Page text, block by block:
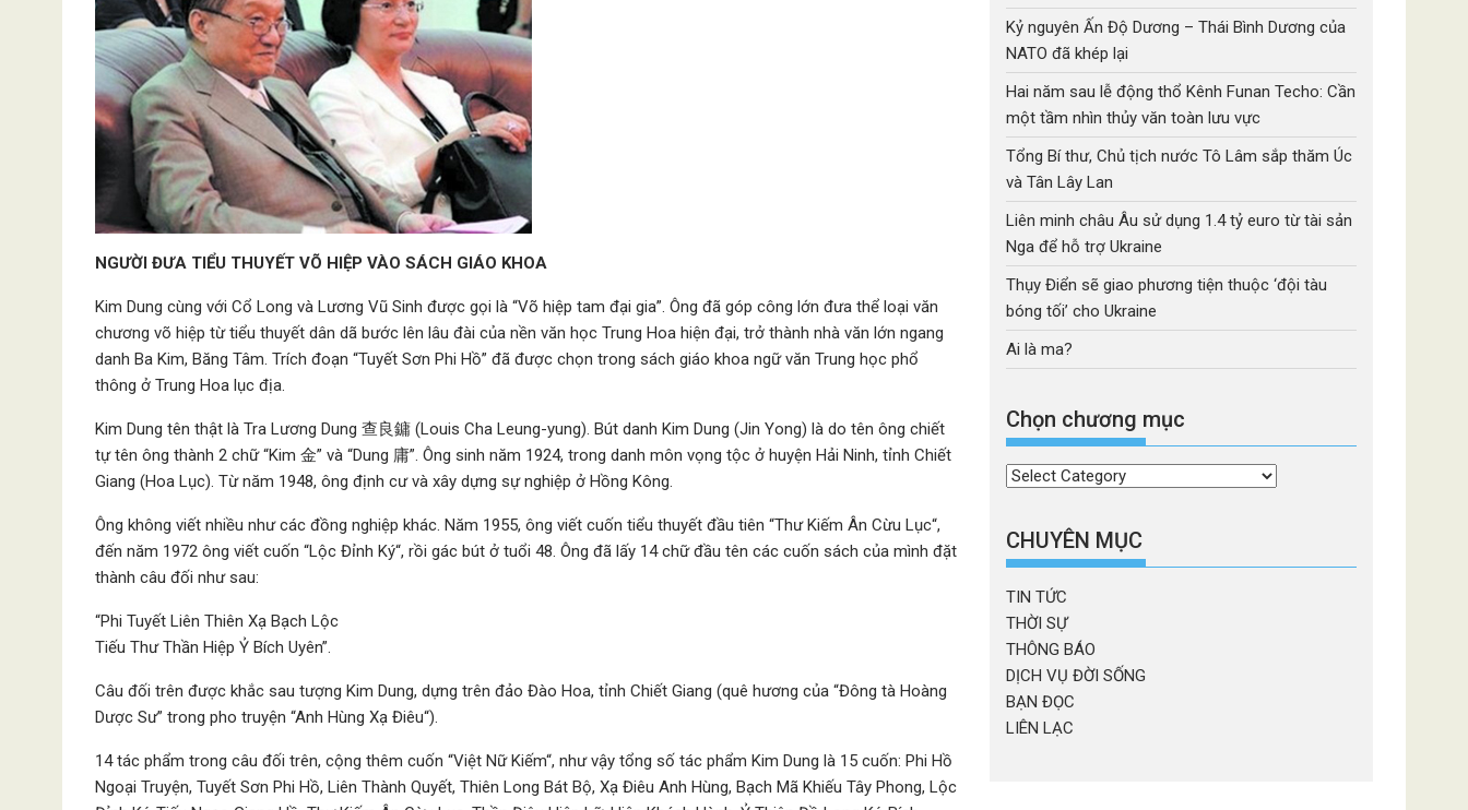
NGƯỜI ĐƯA TIỂU THUYẾT VÕ HIỆP VÀO SÁCH GIÁO KHOA
Kim Dung cùng với Cổ Long và Lương Vũ Sinh được gọi là “Võ hiệp tam đại gia”. Ông đã góp công lớn đưa thể loại văn
chương võ hiệp từ tiểu thuyết dân dã bước lên lâu đài của nền văn học Trung Hoa hiện đại, trở thành nhà văn lớn ngang
danh Ba Kim, Băng Tâm. Trích đoạn “Tuyết Sơn Phi Hồ” đã được chọn trong sách giáo khoa ngữ văn Trung học phổ
thông ở Trung Hoa lục địa.
Kim Dung tên thật là Tra Lương Dung 查良鏞 (Louis Cha Leung-yung). Bút danh Kim Dung (Jin Yong) là do tên ông chiết
tự tên ông thành 2 chữ “Kim 金” và “Dung 庸”. Ông sinh năm 1924, trong danh môn vọng tộc ở huyện Hải Ninh, tỉnh Chiết
Giang (Hoa Lục). Từ năm 1948, ông định cư và xây dựng sự nghiệp ở Hồng Kông.
Ông không viết nhiều như các đồng nghiệp khác. Năm 1955, ông viết cuốn tiểu thuyết đầu tiên “Thư Kiếm Ân Cừu Lục“,
đến năm 1972 ông viết cuốn “Lộc Đỉnh Ký“, rồi gác bút ở tuổi 48. Ông đã lấy 14 chữ đầu tên các cuốn sách của mình đặt
thành câu đối như sau:
“Phi Tuyết Liên Thiên Xạ Bạch Lộc
Tiếu Thư Thần Hiệp Ỷ Bích Uyên”.
Câu đối trên được khắc sau tượng Kim Dung, dựng trên đảo Đào Hoa, tỉnh Chiết Giang (quê hương của “Đông tà Hoàng
Dược Sư” trong pho truyện “Anh Hùng Xạ Điêu“).
14 tác phẩm trong câu đối trên, cộng thêm cuốn “Việt Nữ Kiếm“, như vậy tổng số tác phẩm Kim Dung là 15 cuốn: Phi Hồ
Ngoại Truyện, Tuyết Sơn Phi Hồ, Liên Thành Quyết, Thiên Long Bát Bộ, Xạ Điêu Anh Hùng, Bạch Mã Khiếu Tây Phong, Lộc
Kỷ nguyên Ấn Độ Dương – Thái Bình Dương của
NATO đã khép lại
Hai năm sau lễ động thổ Kênh Funan Techo: Cần
một tầm nhìn thủy văn toàn lưu vực
Tổng Bí thư, Chủ tịch nước Tô Lâm sắp thăm Úc
và Tân Lây Lan
Liên minh châu Âu sử dụng 1.4 tỷ euro từ tài sản
Nga để hỗ trợ Ukraine
Thụy Điển sẽ giao phương tiện thuộc ‘đội tàu
bóng tối’ cho Ukraine
Ai là ma?
Chọn chương mục
Chọn
mục
CHUYÊN MỤC
TIN TỨC
THỜI SỰ
THÔNG BÁO
DỊCH VỤ ĐỜI SỐNG
BẠN ĐỌC
LIÊN LẠC